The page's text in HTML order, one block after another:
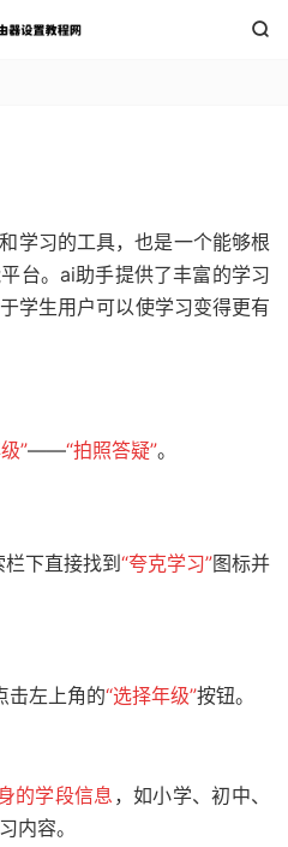

学习的工具，也是一个能够根
台。ai助手提供了丰富的学习
学生用户可以使学习变得更有
”——“拍照答疑”。
下直接找到 “夸克学习”图标并
击左上角的“选择年级”按钮。
的学段信息 ，如小学、初中、
内容。